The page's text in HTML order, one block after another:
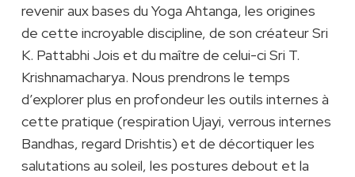
revenir aux bases du Yoga Ahtanga, les origines
de cette incroyable discipline, de son créateur Sri
K. Pattabhi Jois et du maître de celui-ci Sri T.
Krishnamacharya. Nous prendrons le temps
d’explorer plus en profondeur les outils internes à
cette pratique (respiration Ujayi, verrous internes
Bandhas, regard Drishtis) et de décortiquer les
salutations au soleil, les postures debout et la